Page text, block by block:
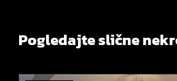
Pogledajte slične